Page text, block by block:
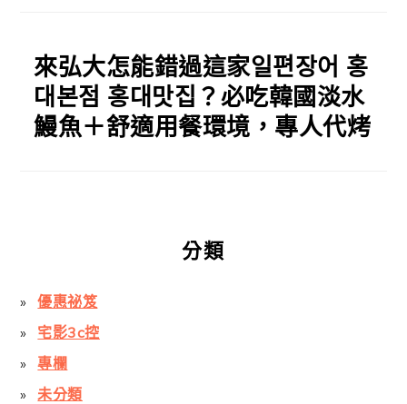
來弘大怎能錯過這家일편장어 홍
대본점 홍대맛집？必吃韓國淡水
鰻魚＋舒適用餐環境，專人代烤
分類
優惠祕笈
宅影3c控
專欄
未分類